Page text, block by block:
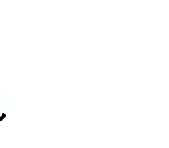
о своей невиновности